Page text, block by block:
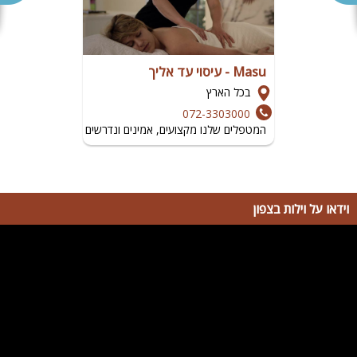
שמכבד את עצמו. מאוד מומלץ
אושרת עמר
גוטמן - לופט לאירועי קונספט-היה אירוע וואו
חייבת להמליץ מכל הלב על גוטמן לופט חגגנו שם
את בת המצווה של הלל - והיה פשוט מושלם, מעל
ומעבר לכל ציפייה. האוכל היה טעים ומוגש בטוב טעם
גוטמן - לופט לאירועי קונספט
אורטלו'ש בוקר טוב רציתי להודות מכל הלב על אירוע
בת מצווה מושלם. על היחס החם, שירות אדיב,
מקצועיות והמון סבלנות. המקום, האווירה והמוזיקה היו
וההרגשה שאנחנו בידיים טובות. בזכותכם הייתה לנו
חגיגה מרגשת ובלתי נשכחת
19.07.2026
Masu - עיסוי עד אליך
בכל הארץ
072-3303000
המטפלים שלנו מקצועים, אמינים ונדרשים לשמור על רמת
וידאו על וילות בצפון